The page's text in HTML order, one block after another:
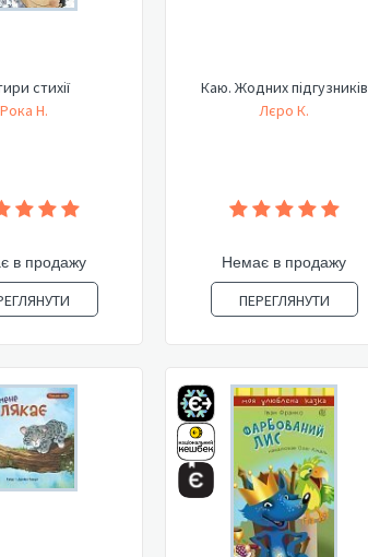
стихії
Рока Н.
в продажу
Каю. Жодних підгузників
Лєро К.
Немає в продажу
ПЕРЕГЛЯНУТИ